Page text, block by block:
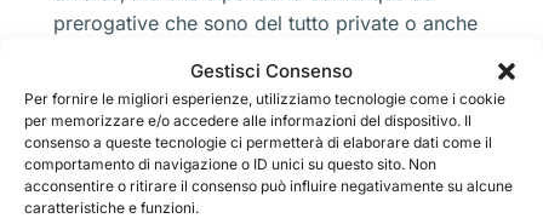
Gestisci Consenso
Per fornire le migliori esperienze, utilizziamo tecnologie come i cookie
per memorizzare e/o accedere alle informazioni del dispositivo. Il
consenso a queste tecnologie ci permetterà di elaborare dati come il
comportamento di navigazione o ID unici su questo sito. Non
acconsentire o ritirare il consenso può influire negativamente su alcune
caratteristiche e funzioni.
prerogative che sono del tutto private o anche
importanza e valore economico.Ad ogni modo
potete avere delle buone informazioni
direttamente in sede.
Noleggio Elevatore Precotto
Milanocon forche che si